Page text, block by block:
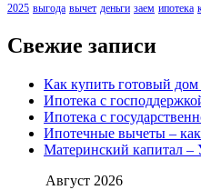
2025 выгода вычет деньги заем ипотека
Свежие записи
Как купить готовый
Ипотека с
Ипотека с
Ипотечные вычеты – как
Материнский капитал –
Август 2026